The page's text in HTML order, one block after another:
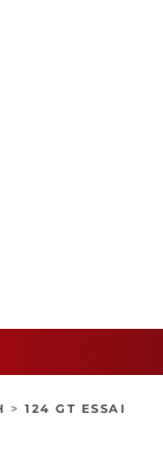
> 124 GT ESSAI